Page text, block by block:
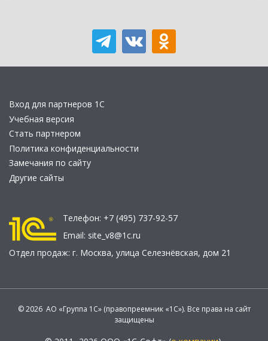
Вход для партнеров 1С
Учебная версия
Стать партнером
Политика конфиденциальности
Замечания по сайту
Другие сайты
Телефон: +7 (495) 737-92-57
Email: site_v8@1c.ru
Отдел продаж: г. Москва, улица Селезнёвская, дом 21
© 2026 АО «Группа 1С» (правопреемник «1С»). Все права на сайт
защищены